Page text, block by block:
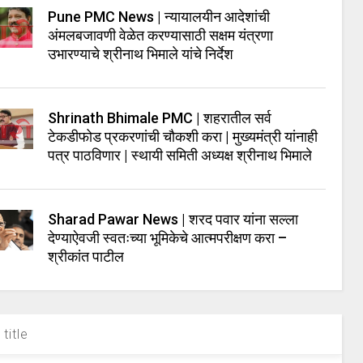
Pune PMC News | न्यायालयीन आदेशांची
अंमलबजावणी वेळेत करण्यासाठी सक्षम यंत्रणा
उभारण्याचे श्रीनाथ भिमाले यांचे निर्देश
Shrinath Bhimale PMC | शहरातील सर्व
टेकडीफोड प्रकरणांची चौकशी करा | मुख्यमंत्री यांनाही
पत्र पाठविणार | स्थायी समिती अध्यक्ष श्रीनाथ भिमाले
Sharad Pawar News | शरद पवार यांना सल्ला
देण्याऐवजी स्वतःच्या भूमिकेचे आत्मपरीक्षण करा –
श्रीकांत पाटील